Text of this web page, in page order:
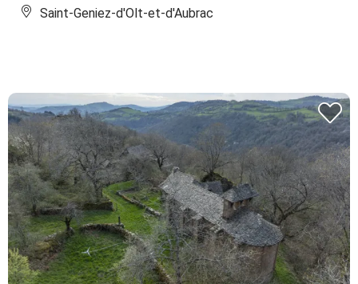
Saint-Geniez-d'Olt-et-d'Aubrac